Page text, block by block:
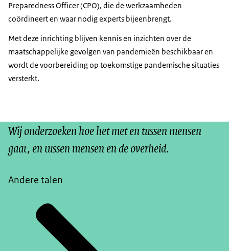
Preparedness Officer (CPO), die de werkzaamheden
coördineert en waar nodig experts bijeenbrengt.
Met deze inrichting blijven kennis en inzichten over de
maatschappelijke gevolgen van pandemieën beschikbaar en
wordt de voorbereiding op toekomstige pandemische situaties
versterkt.
Wij onderzoeken hoe het met en tussen mensen
gaat, en tussen mensen en de overheid.
Andere talen